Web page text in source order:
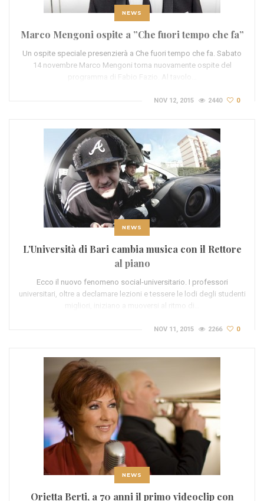
NEWS
Marco Mengoni ospite a ”Che fuori tempo che fa”
Un ospite speciale presenzierà a Che fuori tempo che fa. Sabato
14 novembre Marco Mengoni torna nuovamente ospite del
programma di Fabio Fazio. Al tavolo…
NOV 12, 2015 2440 0
NEWS
L’Università di Bari cambia musica con il Rettore
al piano
Ecco il nuovo fenomeno social-universitario. I professori
universitari, oltre a declamare lezioni e tessere le lodi degli studenti
migliori, iniziano a muoversi al ritmo di…
NOV 11, 2015 2266 0
NEWS
Orietta Berti, a 70 anni il primo videoclip con